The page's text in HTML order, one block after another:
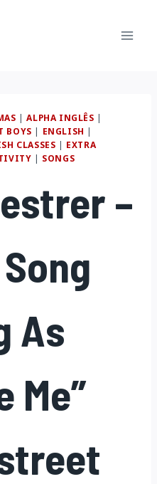
|ALPHA INGLÊS |
BOYS | ENGLISH |
CLASSES | EXTRA
| SONGS
–
As
Me”